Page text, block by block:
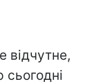
відчутне,
сьогодні